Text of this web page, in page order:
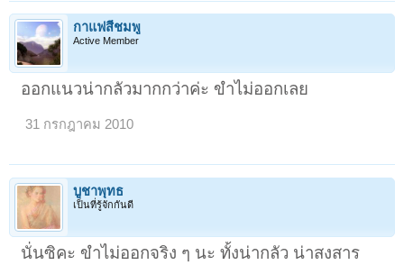
กาแฟสีชมพู
Active Member
ออกแนวน่ากลัวมากกว่าค่ะ ขำไม่ออกเลย
31 กรกฎาคม 2010
บูชาพุทธ
เป็นที่รู้จักกันดี
นั่นซิคะ ขำไม่ออกจริง ๆ นะ ทั้งน่ากลัว น่าสงสาร